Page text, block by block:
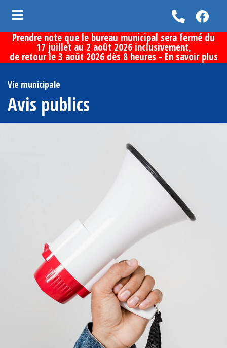
(Vie municipale )
(Services aux citoyens )
(Loisirs et culture )
(Découvrir la municipalité )
Prendre note que le bureau municipal sera fermé du
17 juillet au 2 août 2026 inclusivement,
de retour le 3 août 2026 dès 8 heures - En savoir plus
Vie municipale
Avis publics